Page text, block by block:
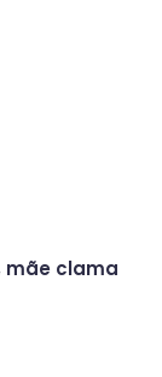
mãe clama